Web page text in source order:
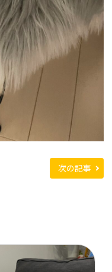
次の記事